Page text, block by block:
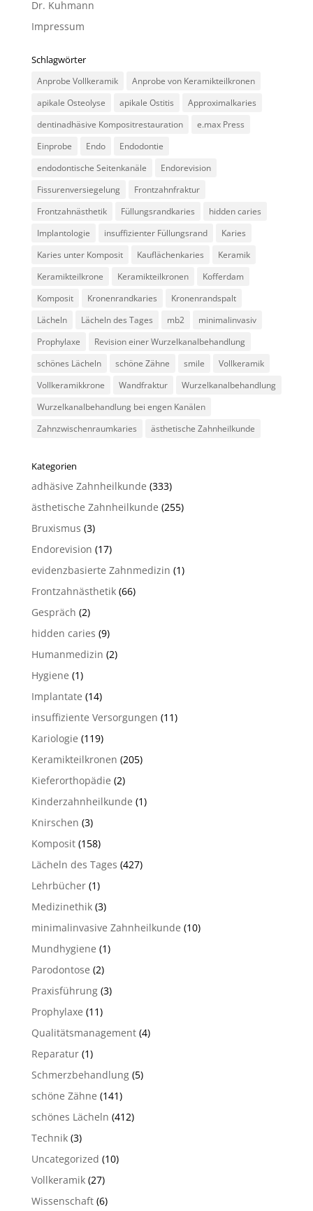
Dr. Kuhmann
Impressum
Schlagwörter
Anprobe Vollkeramik
Anprobe von Keramikteilkronen
apikale Osteolyse
apikale Ostitis
Approximalkaries
dentinadhäsive Kompositrestauration
e.max Press
Einprobe
Endo
Endodontie
endodontische Seitenkanäle
Endorevision
Fissurenversiegelung
Frontzahnfraktur
Frontzahnästhetik
Füllungsrandkaries
hidden caries
Implantologie
insuffizienter Füllungsrand
Karies
Karies unter Komposit
Kauflächenkaries
Keramik
Keramikteilkrone
Keramikteilkronen
Kofferdam
Komposit
Kronenrandkaries
Kronenrandspalt
Lächeln
Lächeln des Tages mb2
minimalinvasiv
Prophylaxe
Revision einer Wurzelkanalbehandlung
schönes Lächeln
schöne Zähne smile
Vollkeramik
Vollkeramikkrone
Wandfraktur
Wurzelkanalbehandlung
Wurzelkanalbehandlung bei engen Kanälen
Zahnzwischenraumkaries
ästhetische Zahnheilkunde
Kategorien
adhäsive Zahnheilkunde (333)
ästhetische Zahnheilkunde (255)
Bruxismus (3)
Endorevision (17)
evidenzbasierte Zahnmedizin (1)
Frontzahnästhetik(66)
Gespräch (2)
hidden caries (9)
Humanmedizin (2)
Hygiene (1)
Implantate (14)
insuffiziente Versorgungen (11)
Kariologie (119)
Keramikteilkronen (205)
Kieferorthopädie (2)
Kinderzahnheilkunde (1)
Knirschen (3)
Komposit(158)
Lächeln des Tages (427)
Lehrbücher(1)
Medizinethik(3)
minimalinvasive Zahnheilkunde (10)
Mundhygiene (1)
Parodontose (2)
Praxisführung(3)
Prophylaxe (11)
Qualitätsmanagement(4)
Reparatur(1)
Schmerzbehandlung(5)
schöne Zähne (141)
schönes Lächeln (412)
Technik(3)
Uncategorized (10)
Vollkeramik(27)
Wissenschaft(6)